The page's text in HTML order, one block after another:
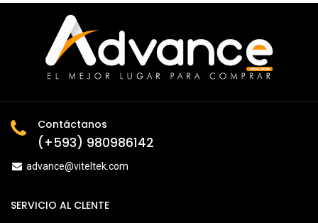
Contáctanos
(+593) 980986142
advance@viteltek.com
SERVICIO AL CLENTE